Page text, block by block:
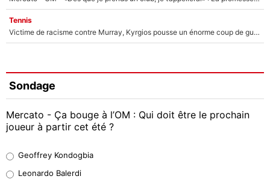
Tennis
Victime de racisme contre Murray, Kyrgios pousse un énorme coup de gueule !
Sondage
Mercato - Ça bouge à l’OM : Qui doit être le prochain
joueur à partir cet été ?
38%
Geoffrey Kondogbia
Leonardo Balerdi